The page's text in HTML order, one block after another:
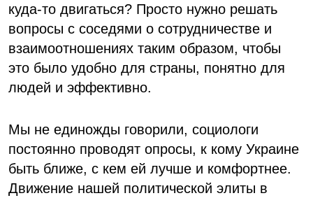
куда-то двигаться? Просто нужно решать
вопросы с соседями о сотрудничестве и
взаимоотношениях таким образом, чтобы
это было удобно для страны, понятно для
людей и эффективно.
Мы не единожды говорили, социологи
постоянно проводят опросы, к кому Украине
быть ближе, с кем ей лучше и комфортнее.
Движение нашей политической элиты в